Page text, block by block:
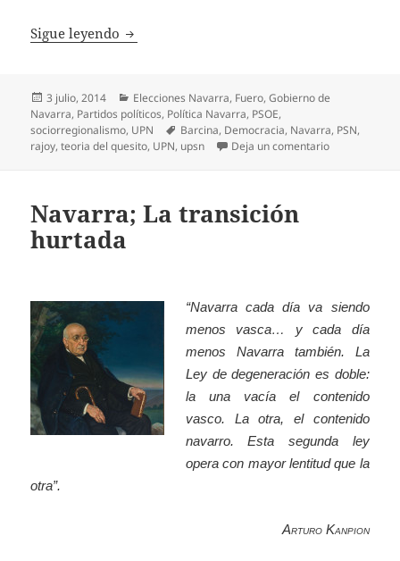
Sigue leyendo Profundizar en la democracia
Publicado
el
3 julio, 2014 Categorías
Elecciones Navarra, Fuero,Gobierno de
Navarra, Partidos políticos, Política Navarra, PSOE,
sociorregionalismo, UPN Etiquetas
Barcina, Democracia, Navarra, PSN,
rajoy,teoria del quesito, UPN, upsn Deja un comentarioen
Navarra; La transición
hurtada
“Navarra cada día va siendo
menos vasca… y cada día
menos Navarra también. La
Ley de degeneración es doble:
la una vacía el contenido
vasco. La otra, el contenido
navarro. Esta segunda ley
opera con mayor lentitud que la
otra”.
Arturo Kanpion